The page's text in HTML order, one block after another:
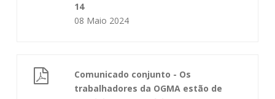
14
08 Maio 2024
Comunicado conjunto - Os
trabalhadores da OGMA estão de